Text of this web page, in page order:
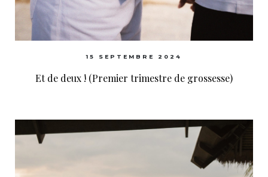
15 SEPTEMBRE 2024
Et de deux ! (Premier trimestre de grossesse)